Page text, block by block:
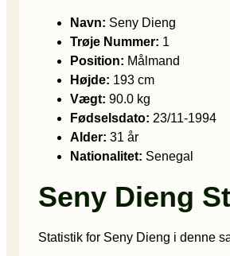
Navn: Seny Dieng
Trøje Nummer: 1
Position: Målmand
Højde: 193 cm
Vægt: 90.0 kg
Fødselsdato: 23/11-1994
Alder: 31 år
Nationalitet: Senegal
Seny Dieng
Statistik for Seny Dieng i denne